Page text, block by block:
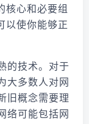
核心和必要组
以使你能够正
的技术。对于
大多数人对网
旧概念需要理
络可能包括网